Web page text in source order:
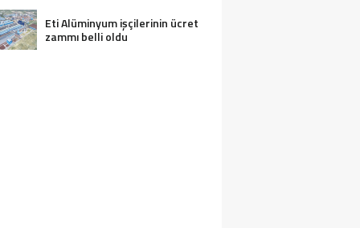
Eti Alüminyum işçilerinin ücret
zammı belli oldu